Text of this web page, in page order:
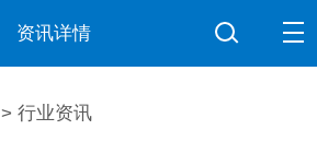
资讯详情
> 行业资讯